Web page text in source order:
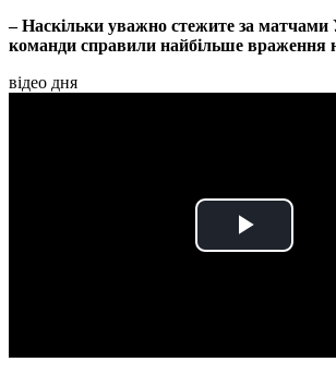
– Наскільки уважно стежите за матчами
команди справили найбільше враження
відео дня
Play